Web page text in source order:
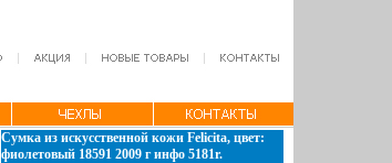
Сумка из искусственной кожи Felicita, цвет:
фиолетовый 18591 2009 г инфо 5181r.